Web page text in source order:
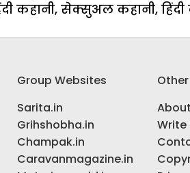
कहानी, सेक्सुअल कहानी,
Group Websites
Sarita.in
Grihshobha.in
Champak.in
Caravanmagazine.in
Write